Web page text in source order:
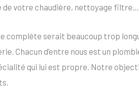
votre chaudière, nettoyage filtre…
complète serait beaucoup trop
Chacun d’entre nous est un
qui lui est propre. Notre